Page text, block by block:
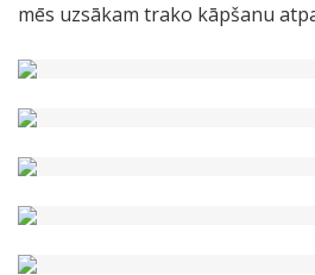
mēs uzsākam trako kāpšanu